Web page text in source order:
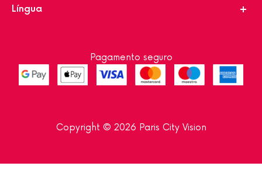
Língua
Pagamento seguro
Copyright © 2026 Paris City Vision